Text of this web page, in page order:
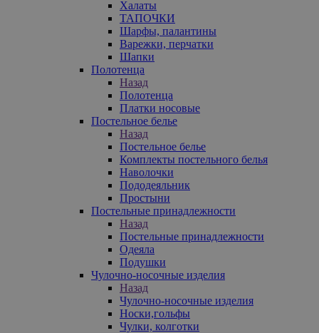
Халаты
ТАПОЧКИ
Шарфы, палантины
Варежки, перчатки
Шапки
Полотенца
Назад
Полотенца
Платки носовые
Постельное белье
Назад
Постельное белье
Комплекты постельного белья
Наволочки
Пододеяльник
Простыни
Постельные принадлежности
Назад
Постельные принадлежности
Одеяла
Подушки
Чулочно-носочные изделия
Назад
Чулочно-носочные изделия
Носки,гольфы
Чулки, колготки